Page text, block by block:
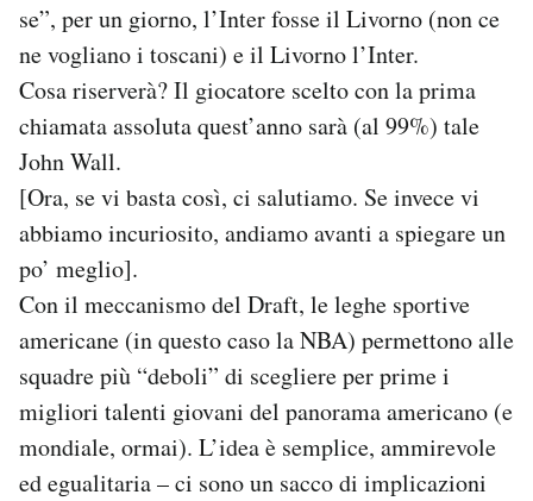
Area Personale
Newsletter
Notifiche mobile
Regala il Post
Hai bisogno di aiuto?
Esci
se”, per un giorno, l’Inter fosse il Livorno (non ce
ne vogliano i toscani) e il Livorno l’Inter.
Cosa riserverà? Il giocatore scelto con la prima
chiamata assoluta quest’anno sarà (al 99%) tale
John Wall.
[Ora, se vi basta così, ci salutiamo. Se invece vi
abbiamo incuriosito, andiamo avanti a spiegare un
po’ meglio].
Con il meccanismo del Draft, le leghe sportive
americane (in questo caso la NBA) permettono alle
squadre più “deboli” di scegliere per prime i
migliori talenti giovani del panorama americano (e
mondiale, ormai). L’idea è semplice, ammirevole
ed egualitaria – ci sono un sacco di implicazioni